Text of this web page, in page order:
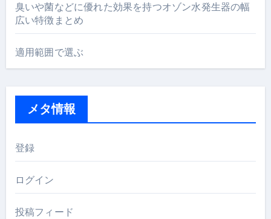
臭いや菌などに優れた効果を持つオゾン水発生器の幅
広い特徴まとめ
適用範囲で選ぶ
メタ情報
登録
ログイン
投稿フィード